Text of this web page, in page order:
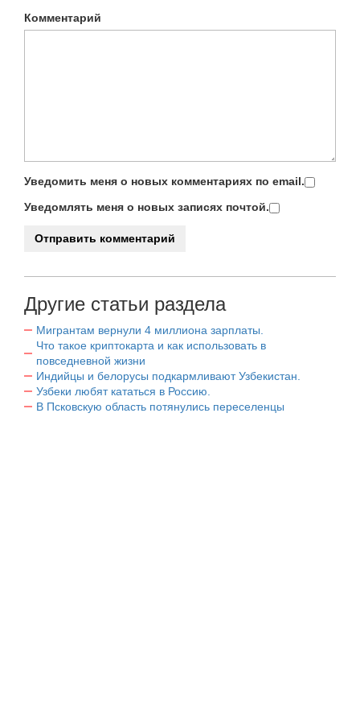
Комментарий
Уведомить меня о новых комментариях по email.
Уведомлять меня о новых записях почтой.
Другие статьи раздела
Мигрантам вернули 4 миллиона зарплаты.
Что такое криптокарта и как использовать в
повседневной жизни
Индийцы и белорусы подкармливают Узбекистан.
Узбеки любят кататься в Россию.
В Псковскую область потянулись переселенцы